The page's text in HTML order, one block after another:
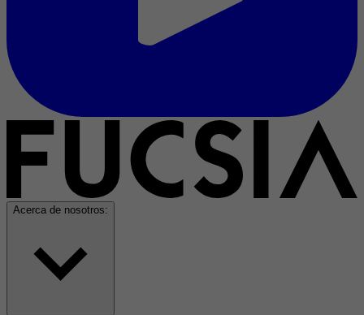
Acerca de nosotros: